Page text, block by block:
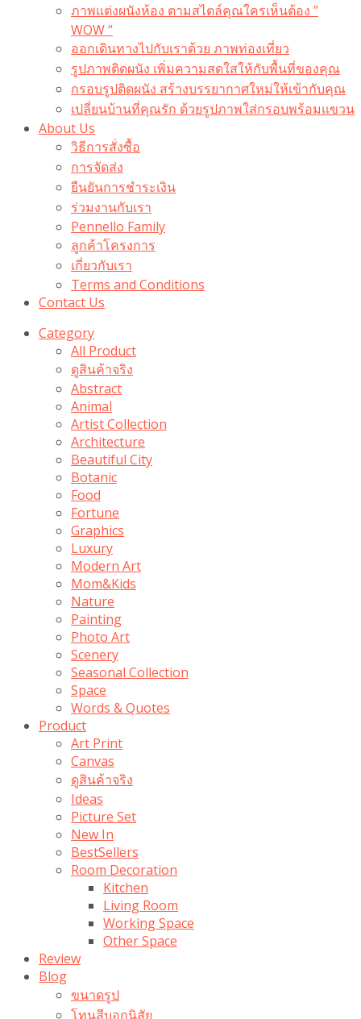
ภาพแต่งผนังห้อง ตามสไตล์คุณใครเห็นต้อง ”
WOW “
ออกเดินทางไปกับเราด้วย ภาพท่องเที่ยว
รูปภาพติดผนัง เพิ่มความสดใสให้กับพื้นที่ของคุณ
กรอบรูปติดผนัง สร้างบรรยากาศใหม่ให้เข้ากับคุณ
เปลี่ยนบ้านที่คุณรัก ด้วยรูปภาพใส่กรอบพร้อมแขวน​
About Us
วิธีการสั่งซื้อ
การจัดส่ง
ยืนยันการชำระเงิน
ร่วมงานกับเรา
Pennello Family
ลูกค้าโครงการ
เกี่ยวกับเรา
Terms and Conditions
Contact Us
Category
All Product
ดูสินค้าจริง
Abstract
Animal
Artist Collection
Architecture
Beautiful City
Botanic
Food
Fortune
Graphics
Luxury
Modern Art
Mom&Kids
Nature
Painting
Photo Art
Scenery
Seasonal Collection
Space
Words & Quotes
Product
Art Print
Canvas
ดูสินค้าจริง
Ideas
Picture Set
New In
BestSellers
Room Decoration
Kitchen
Living Room
Working Space
Other Space
Review
Blog
ขนาดรูป
โทนสีบอกนิสัย